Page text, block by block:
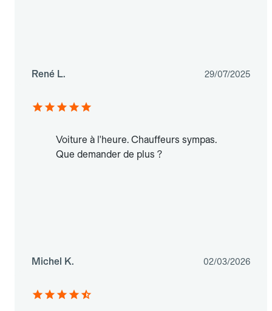
René L. 29/07/2025
Voiture à l'heure. Chauffeurs sympas.
Que demander de plus ?
Michel K. 02/03/2026